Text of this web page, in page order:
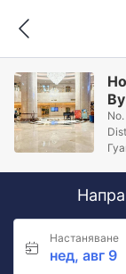
Настаняване
нед, авг 9